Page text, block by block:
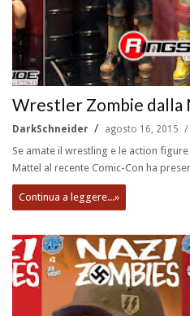
Wrestler Zombie dalla
DarkSchneider agosto 16, 2015
Se amate il wrestling e le action
Mattel al recente Comic-Con ha
Continua a leggere...»